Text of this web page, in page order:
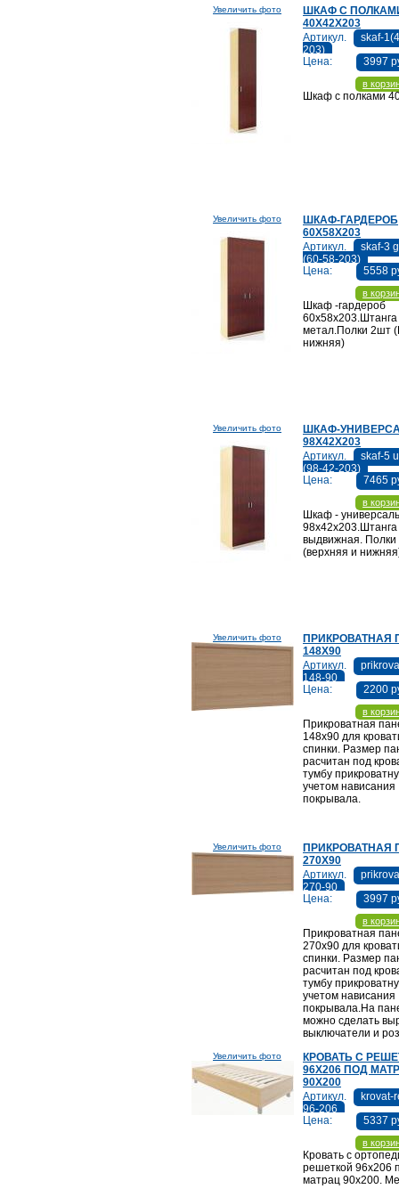
Увеличить фото
ШКАФ С
40Х42Х203
Артикул.
skaf-
203)
Цена:
3997
в
Шкаф с полками
Увеличить фото
ШКАФ-ГАРДЕРОБ
60Х58Х203
Артикул.
skaf-3
(60-58-203)
Цена:
5558
в
Шкаф -гардероб
60х58х203.Штанга
метал.Полки 2шт
нижняя)
Увеличить фото
ШКАФ-
98Х42Х203
Артикул.
skaf-5
(98-42-203)
Цена:
7465
в
Шкаф -
98х42х203.Штанга
выдвижная.
(верхняя и
Увеличить фото
ПРИКРОВАТНАЯ
148Х90
Артикул.
148-90
Цена:
2200
в
Прикроватная
148х90 для
спинки. Размер
расчитан под
тумбу
учетом нависания
покрывала.
Увеличить фото
ПРИКРОВАТНАЯ
270Х90
Артикул.
270-90
Цена:
3997
в
Прикроватная
270х90 для
спинки. Размер
расчитан под
тумбу
учетом нависания
покрывала.На
можно сделать
выключатели и
Увеличить фото
КРОВАТЬ С
96Х206 ПОД
90Х200
Артикул.
krovat-
96-206
Цена:
5337
в
Кровать с
решеткой 96х206
матрац 90х200.